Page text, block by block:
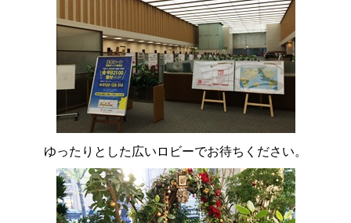
ゆったりとした広いロビーでお待ちください。